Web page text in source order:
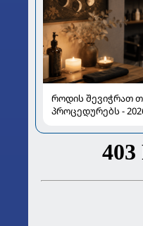
როდის შევიჭრათ
პროცედურებს -